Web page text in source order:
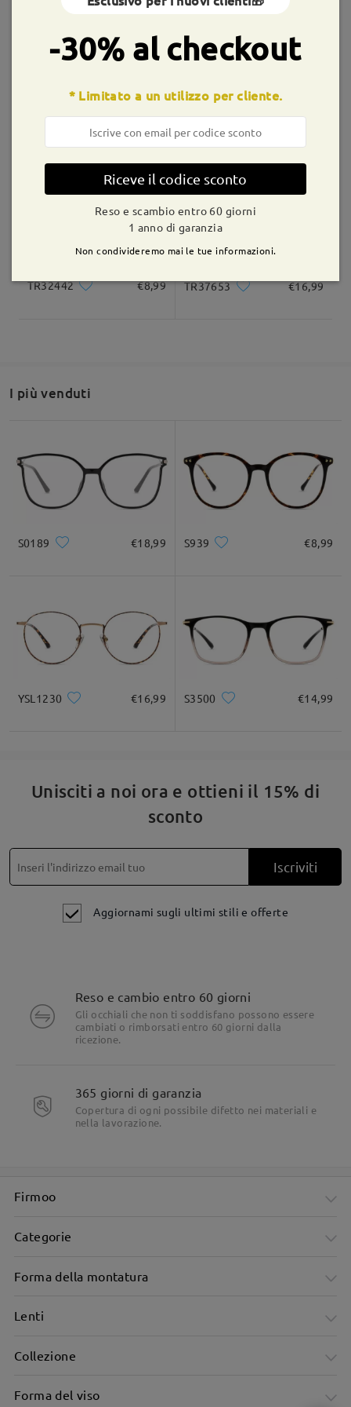
shipping time
dettagli
€6,99 TR40657
TR32442 €8,99 TR37653 €16,99
I più venduti
S0189 €18,99 S939 €8,99
YSL1230 €16,99 S3500 €14,99
Unisciti a noi ora e ottieni il 15% di
sconto
Iscriviti
Aggiornami sugli ultimi stili e offerte
Reso e cambio entro 60 giorni
Gli occhiali che non ti soddisfano possono essere
cambiati o rimborsati entro 60 giorni dalla
ricezione.
365 giorni di garanzia
Copertura di ogni possibile difetto nei materiali e
nella lavorazione.
Firmoo
Categorie
Forma della montatura
Lenti
Collezione
Forma del viso
-30% al checkout
* Limitato a un utilizzo per cliente.
Riceve il codice sconto
Reso e scambio entro 60 giorni
1 anno di garanzia
Non condivideremo mai le tue informazioni.